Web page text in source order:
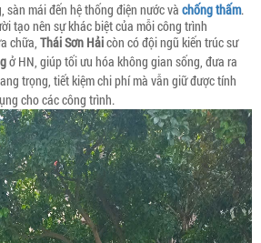
mái đến hệ thống điện nước và chống thấm.
tạo nên sự khác biệt của mỗi công trình
chữa, Thái Sơn Hảicòn có đội ngũ kiến trúc sư
ở HN, giúp tối ưu hóa không gian sống, đưa ra
trọng, tiết kiệm chi phí mà vẫn giữ được tính
cho các công trình.